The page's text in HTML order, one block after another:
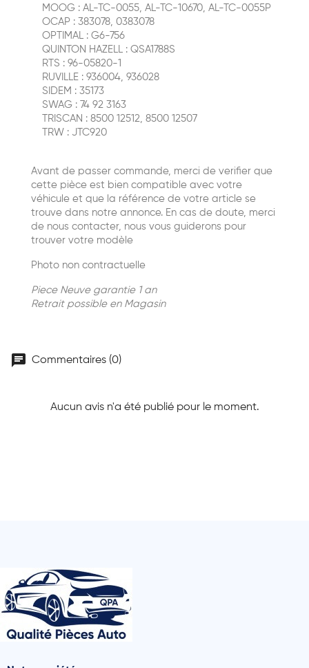
MOOG : AL-TC-0055, AL-TC-10670, AL-TC-0055P
OCAP : 383078, 0383078
OPTIMAL : G6-756
QUINTON HAZELL : QSA1788S
RTS : 96-05820-1
RUVILLE : 936004, 936028
SIDEM : 35173
SWAG : 74 92 3163
TRISCAN : 8500 12512, 8500 12507
TRW : JTC920
Avant de passer commande, merci de verifier que
cette pièce est bien compatible avec votre
véhicule et que la référence de votre article se
trouve dans notre annonce. En cas de doute, merci
de nous contacter, nous vous guiderons pour
trouver votre modèle
Photo non contractuelle
Piece Neuve garantie 1 an
Retrait possible en Magasin
chat Commentaires (0)
Aucun avis n'a été publié pour le moment.